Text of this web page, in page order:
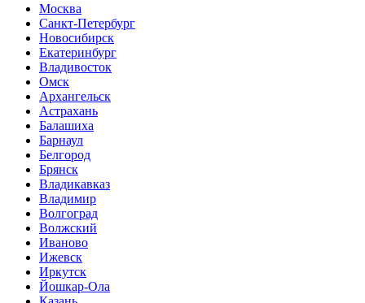
Москва
Санкт-Петербург
Новосибирск
Екатеринбург
Владивосток
Омск
Архангельск
Астрахань
Балашиха
Барнаул
Белгород
Брянск
Владикавказ
Владимир
Волгоград
Волжский
Иваново
Ижевск
Иркутск
Йошкар-Ола